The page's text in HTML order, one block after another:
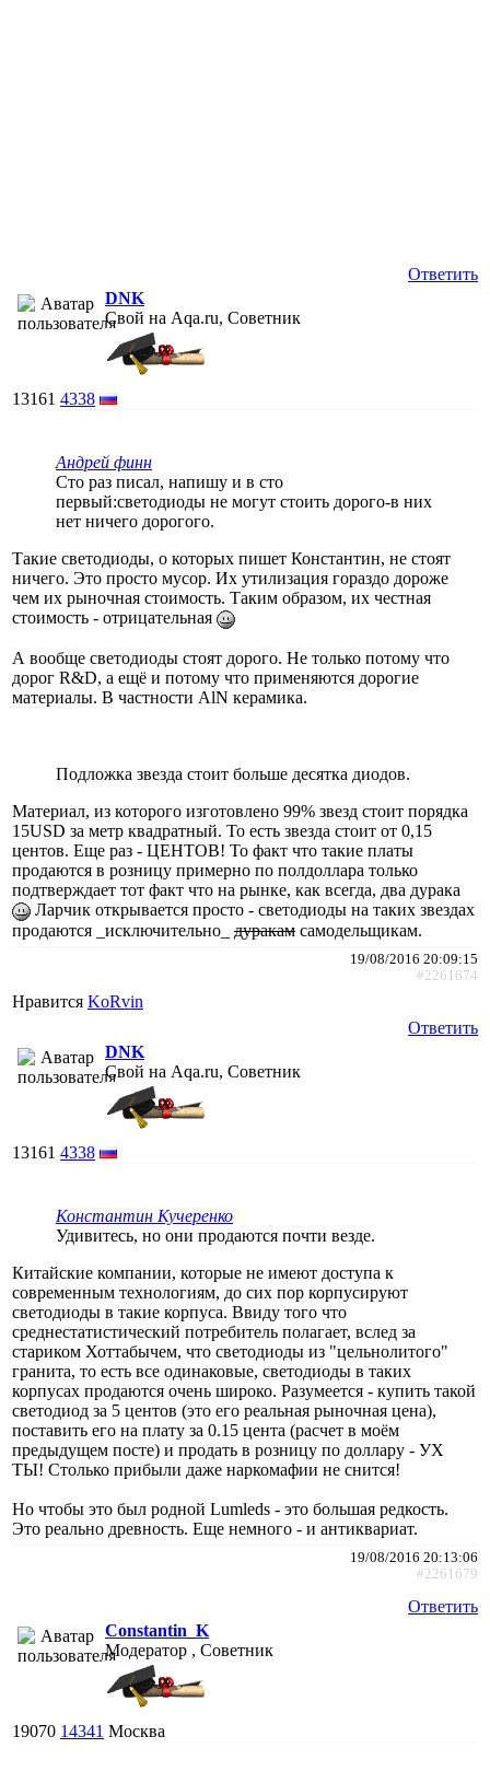
Ответить
DNK
Свой на Aqa.ru, Советник
13161 4338
Андрей финн
Сто раз писал, напишу и в сто
первый:светодиоды не могут стоить дорого-в них
нет ничего дорогого.
Такие светодиоды, о которых пишет Константин, не стоят
ничего. Это просто мусор. Их утилизация гораздо дороже
чем их рыночная стоимость. Таким образом, их честная
стоимость - отрицательная
А вообще светодиоды стоят дорого. Не только потому что
дорог R&D, а ещё и потому что применяются дорогие
материалы. В частности AlN керамика.
Подложка звезда стоит больше десятка диодов.
Материал, из которого изготовлено 99% звезд стоит порядка
15USD за метр квадратный. То есть звезда стоит от 0,15
центов. Еще раз - ЦЕНТОВ! То факт что такие платы
продаются в розницу примерно по полдоллара только
подтверждает тот факт что на рынке, как всегда, два дурака
Ларчик открывается просто - светодиоды на таких звездах
продаются _исключительно_ дуракам самодельщикам.
19/08/2016 20:09:15
#2261674
Нравится KoRvin
Ответить
DNK
Свой на Aqa.ru, Советник
13161 4338
Константин Кучеренко
Удивитесь, но они продаются почти везде.
Китайские компании, которые не имеют доступа к
современным технологиям, до сих пор корпусируют
светодиоды в такие корпуса. Ввиду того что
среднестатистический потребитель полагает, вслед за
стариком Хоттабычем, что светодиоды из "цельнолитого"
гранита, то есть все одинаковые, светодиоды в таких
корпусах продаются очень широко. Разумеется - купить такой
светодиод за 5 центов (это его реальная рыночная цена),
поставить его на плату за 0.15 цента (расчет в моём
предыдущем посте) и продать в розницу по доллару - УХ
ТЫ! Столько прибыли даже наркомафии не снится!
Но чтобы это был родной Lumleds - это большая редкость.
Это реально древность. Еще немного - и антиквариат.
19/08/2016 20:13:06
#2261679
Ответить
Constantin_K
Модератор , Советник
19070 14341 Москва